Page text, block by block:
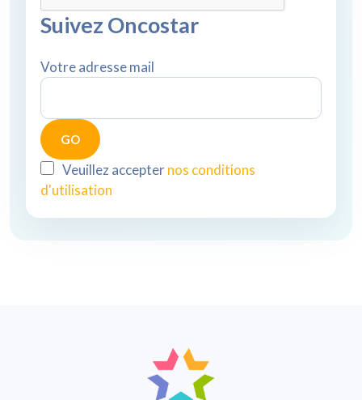
Suivez Oncostar
Votre adresse mail
Veuillez accepternos conditions
d'utilisation